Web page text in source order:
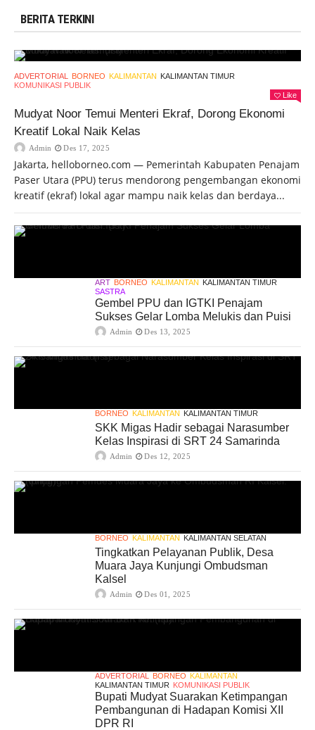
BERITA TERKINI
ADVERTORIAL BORNEO KALIMANTAN KALIMANTAN TIMUR
KOMUNIKASI PUBLIK
Like
Mudyat Noor Temui Menteri Ekraf, Dorong Ekonomi
Kreatif Lokal Naik Kelas
Admin Des 17, 2025
Jakarta, helloborneo.com — Pemerintah Kabupaten Penajam
Paser Utara (PPU) terus mendorong pengembangan ekonomi
kreatif (ekraf) lokal agar mampu naik kelas dan berdaya...
ART BORNEO KALIMANTAN KALIMANTAN TIMUR
SASTRA
Gembel PPU dan IGTKI Penajam
Sukses Gelar Lomba Melukis dan Puisi
Admin Des 13, 2025
BORNEO KALIMANTAN KALIMANTAN TIMUR
SKK Migas Hadir sebagai Narasumber
Kelas Inspirasi di SRT 24 Samarinda
Admin Des 12, 2025
BORNEO KALIMANTAN KALIMANTAN SELATAN
Tingkatkan Pelayanan Publik, Desa
Muara Jaya Kunjungi Ombudsman
Kalsel
Admin Des 01, 2025
ADVERTORIAL BORNEO KALIMANTAN
KALIMANTAN TIMUR KOMUNIKASI PUBLIK
Bupati Mudyat Suarakan Ketimpangan
Pembangunan di Hadapan Komisi XII
DPR RI